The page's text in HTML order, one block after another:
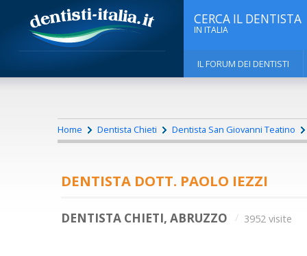
CERCA IL DENTISTA
IN ITALIA
IL FORUM DEI DENTISTI
Home Dentista Chieti Dentista San Giovanni Teatino
DENTISTA DOTT. PAOLO IEZZI
DENTISTA CHIETI, ABRUZZO 3952 visite